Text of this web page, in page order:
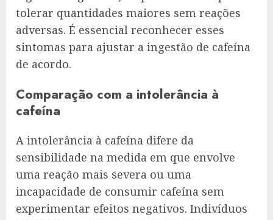
tolerar quantidades maiores sem reações
adversas. É essencial reconhecer esses
sintomas para ajustar a ingestão de cafeína
de acordo.
Comparação com a intolerância à
cafeína
A intolerância à cafeína difere da
sensibilidade na medida em que envolve
uma reação mais severa ou uma
incapacidade de consumir cafeína sem
experimentar efeitos negativos. Indivíduos